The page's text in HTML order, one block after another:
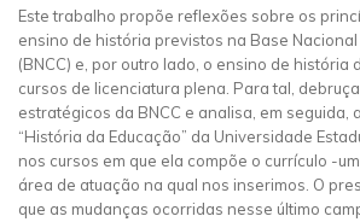
Este trabalho propõe reflexões sobre os
ensino de história previstos na Base Nacional
(BNCC) e, por outro lado, o ensino de história
cursos de licenciatura plena. Para tal,
estratégicos da BNCC e analisa, em seguida,
“História da Educação” da Universidade
nos cursos em que ela compõe o currículo -
área de atuação na qual nos inserimos. O
que as mudanças ocorridas nesse último